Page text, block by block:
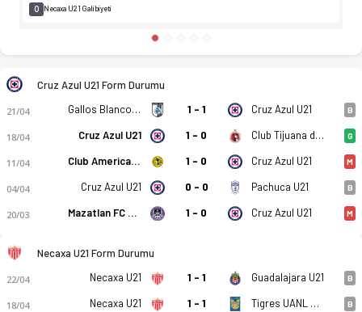
0 Necaxa U21 Galibiyeti
Cruz Azul U21 Form Durumu
21/04 Gallos Blancos de Queretaro U21 1 - 1 Cruz Azul U21 B
18/04 Cruz Azul U21 1 - 0 Club Tijuana de Caliente U21 G
11/04 Club America U21 1 - 0 Cruz Azul U21 M
04/04 Cruz Azul U21 0 - 0 Pachuca U21 B
20/03 Mazatlan FC U21 1 - 0 Cruz Azul U21 M
Necaxa U21 Form Durumu
22/04 Necaxa U21 1 - 1 Guadalajara U21 B
18/04 Necaxa U21 1 - 1 Tigres UANL U21 B